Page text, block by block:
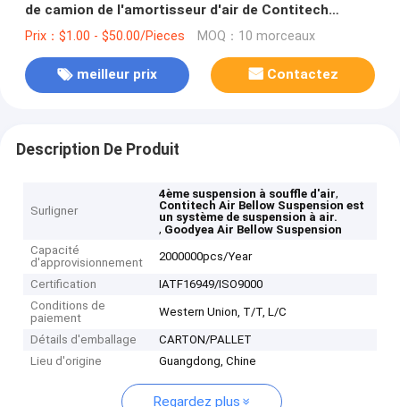
de camion de l'amortisseur d'air de Contitech
810MB 4st/de suspension de soufflet d'air W01-
Prix：$1.00 - $50.00/Pieces MOQ：10 morceaux
meilleur prix Contactez
Description De Produit
Surligner
4ème suspension à souffle d'air,
Contitech Air Bellow Suspension est
un système de suspension à air.
, Goodyea Air Bellow Suspension
Capacité
d'approvisionnement
2000000pcs/Year
Certification
IATF16949/ISO9000
Conditions de
paiement
Western Union, T/T, L/C
Détails d'emballage
CARTON/PALLET
Lieu d'origine
Guangdong, Chine
Regardez plus